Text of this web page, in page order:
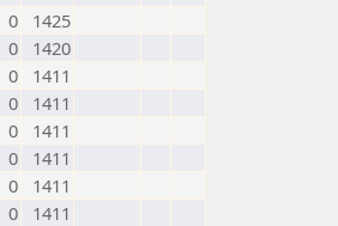
0
1425
0
1420
0
1411
0
1411
0
1411
0
1411
0
1411
0
1411